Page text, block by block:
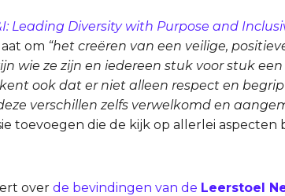
Leading Diversity with Purpose and
om “het creëren van een veilige,
wie ze zijn en iedereen stuk voor stuk
ook dat er niet alleen respect en
verschillen zelfs verwelkomd en
toevoegen die de kijk op allerlei aspecten
over de bevindingen van de Leerstoel